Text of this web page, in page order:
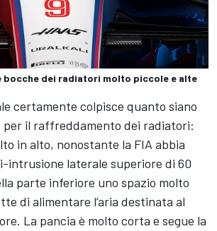
bocche dei radiatori molto piccole e alte
certamente colpisce quanto siano
per il raffreddamento dei radiatori:
in alto, nonostante la FIA abbia
intrusione laterale superiore di 60
parte inferiore uno spazio molto
di alimentare l’aria destinata al
La pancia è molto corta e segue la